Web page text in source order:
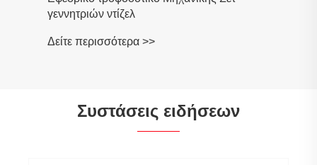
Συστάσεις ειδήσεων